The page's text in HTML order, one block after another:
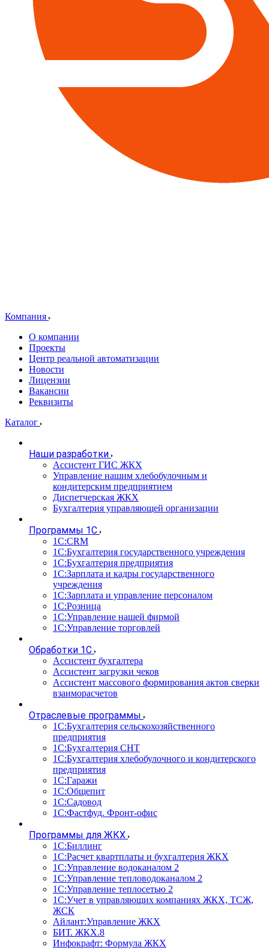
Компания
О компании
Проекты
Центр реальной автоматизации
Новости
Лицензии
Вакансии
Реквизиты
Каталог
Наши разработки
Ассистент ГИС ЖКХ
Управление нашим хлебобулочным и
кондитерским предприятием
Диспетчерская ЖКХ
Бухгалтерия управляющей организации
Программы 1С
1С:CRM
1С:Бухгалтерия государственного учреждения
1С:Бухгалтерия предприятия
1С:Зарплата и кадры государственного
учреждения
1С:Зарплата и управление персоналом
1С:Розница
1С:Управление нашей фирмой
1С:Управление торговлей
Обработки 1С
Ассистент бухгалтера
Ассистент загрузки чеков
Ассистент массового формирования актов сверки
взаиморасчетов
Отраслевые программы
1С:Бухгалтерия сельскохозяйственного
предприятия
1С:Бухгалтерия СНТ
1С:Бухгалтерия хлебобулочного и кондитерского
предприятия
1С:Гаражи
1С:Общепит
1С:Садовод
1С:Фастфуд. Фронт-офис
Программы для ЖКХ
1С:Биллинг
1С:Расчет квартплаты и бухгалтерия ЖКХ
1С:Управление водоканалом 2
1С:Управление тепловодоканалом 2
1С:Управление теплосетью 2
1С:Учет в управляющих компаниях ЖКХ, ТСЖ,
ЖСК
Айлант:Управление ЖКХ
БИТ. ЖКХ.8
Инфокрафт: Формула ЖКХ